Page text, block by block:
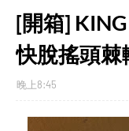
[開箱]
快脫搖頭棘
晚上8:45